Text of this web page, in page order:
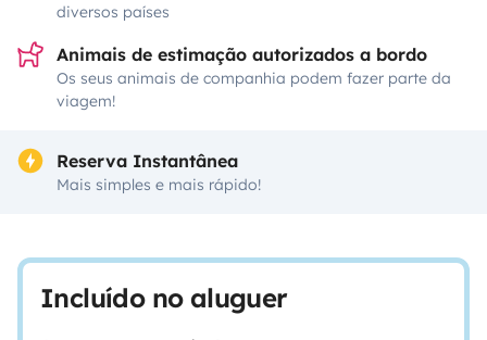
diversos países
Animais de estimação autorizados a bordo
Os seus animais de companhia podem fazer parte da
viagem!
Reserva Instantânea
Mais simples e mais rápido!
Incluído no aluguer